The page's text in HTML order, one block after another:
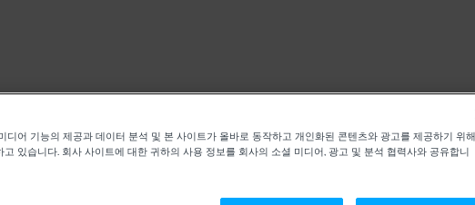
디어 기능의 제공과 데이터 분석 및 본 사이트가 올바로 동작하고 개인화된 콘텐츠와 광고를 제공하기 위해
고 있습니다. 회사 사이트에 대한 귀하의 사용 정보를 회사의 소셜 미디어, 광고 및 분석 협력사와 공유합니